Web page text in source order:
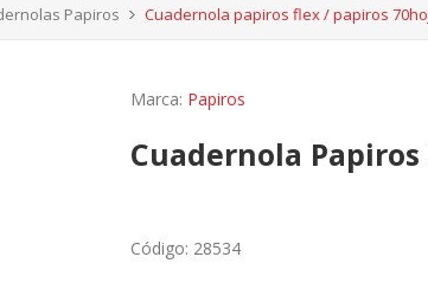
Papiros Cuadernola papiros flex / papiros
Marca: Papiros
Cuadernola
Código: 28534